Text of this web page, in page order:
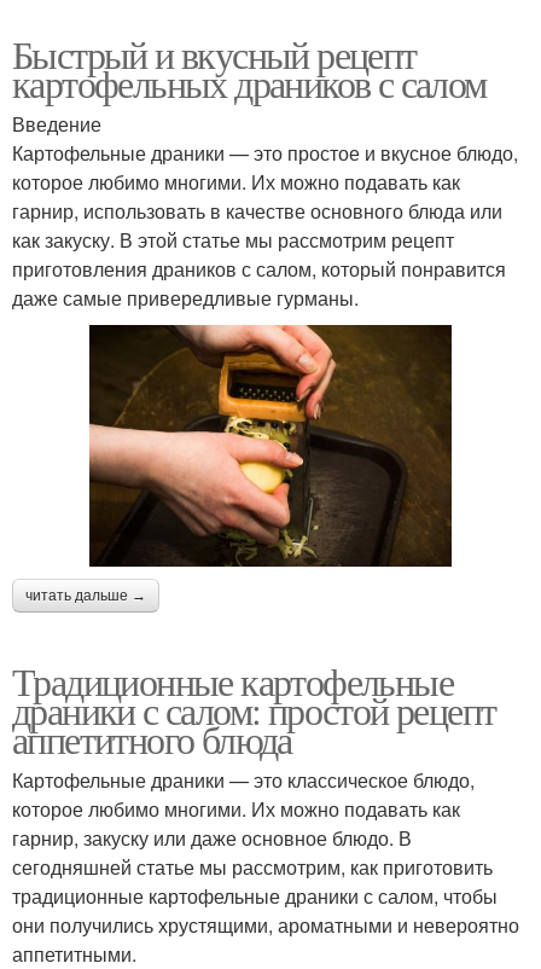
Быстрый и вкусный рецепт
картофельных драников с салом
Введение
Картофельные драники — это простое и вкусное блюдо,
которое любимо многими. Их можно подавать как
гарнир, использовать в качестве основного блюда или
как закуску. В этой статье мы рассмотрим рецепт
приготовления драников с салом, который понравится
даже самые привередливые гурманы.
читать дальше →
Традиционные картофельные
драники с салом: простой рецепт
аппетитного блюда
Картофельные драники — это классическое блюдо,
которое любимо многими. Их можно подавать как
гарнир, закуску или даже основное блюдо. В
сегодняшней статье мы рассмотрим, как приготовить
традиционные картофельные драники с салом, чтобы
они получились хрустящими, ароматными и невероятно
аппетитными.